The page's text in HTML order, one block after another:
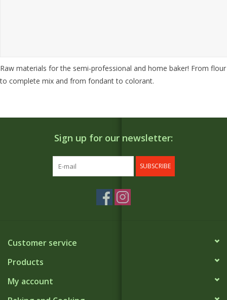
Raw materials for the semi-professional and home baker! From flour
to complete mix and from fondant to colorant.
Sign up for our newsletter:
SUBSCRIBE
Customer service
Products
My account